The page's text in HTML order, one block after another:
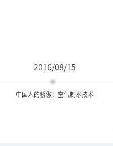
2016/08/15
中国人的骄傲：空气制水技术